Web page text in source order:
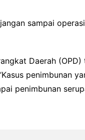
sampai
Daerah
penimbunan
penimbunan